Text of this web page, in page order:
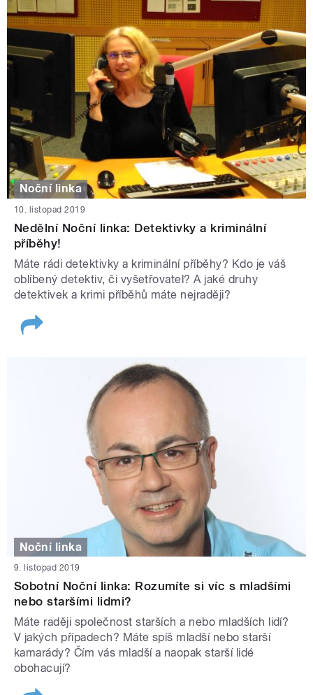
Noční linka
10. listopad 2019
Nedělní Noční linka: Detektivky a kriminální
příběhy!
Máte rádi detektivky a kriminální příběhy? Kdo je váš
oblíbený detektiv, či vyšetřovatel? A jaké druhy
detektivek a krimi příběhů máte nejraději?
Noční linka
9. listopad 2019
Sobotní Noční linka: Rozumíte si víc s mladšími
nebo staršími lidmi?
Máte raději společnost starších a nebo mladších lidí?
V jakých případech? Máte spíš mladší nebo starší
kamarády? Čím vás mladší a naopak starší lidé
obohacují?